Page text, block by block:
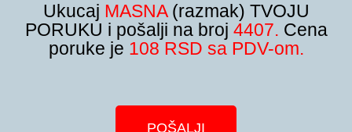
Ukucaj MASNA(razmak) TVOJU
PORUKU i pošalji na broj 4407. Cena
poruke je 108 RSD sa PDV-om.
POŠALJI